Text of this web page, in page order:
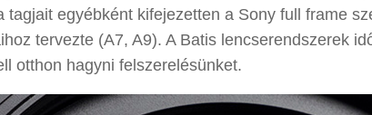
tagjait egyébként kifejezetten a Sony full frame
tervezte (A7, A9). A Batis lencserendszerek
otthon hagyni felszerelésünket.